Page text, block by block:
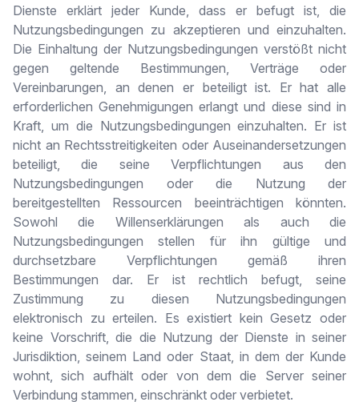
Dienste erklärt jeder Kunde, dass er befugt ist, die
Nutzungsbedingungen zu akzeptieren und einzuhalten.
Die Einhaltung der Nutzungsbedingungen verstößt nicht
gegen geltende Bestimmungen, Verträge oder
Vereinbarungen, an denen er beteiligt ist. Er hat alle
erforderlichen Genehmigungen erlangt und diese sind in
Kraft, um die Nutzungsbedingungen einzuhalten. Er ist
nicht an Rechtsstreitigkeiten oder Auseinandersetzungen
beteiligt, die seine Verpflichtungen aus den
Nutzungsbedingungen oder die Nutzung der
bereitgestellten Ressourcen beeinträchtigen könnten.
Sowohl die Willenserklärungen als auch die
Nutzungsbedingungen stellen für ihn gültige und
durchsetzbare Verpflichtungen gemäß ihren
Bestimmungen dar. Er ist rechtlich befugt, seine
Zustimmung zu diesen Nutzungsbedingungen
elektronisch zu erteilen. Es existiert kein Gesetz oder
keine Vorschrift, die die Nutzung der Dienste in seiner
Jurisdiktion, seinem Land oder Staat, in dem der Kunde
wohnt, sich aufhält oder von dem die Server seiner
Verbindung stammen, einschränkt oder verbietet.